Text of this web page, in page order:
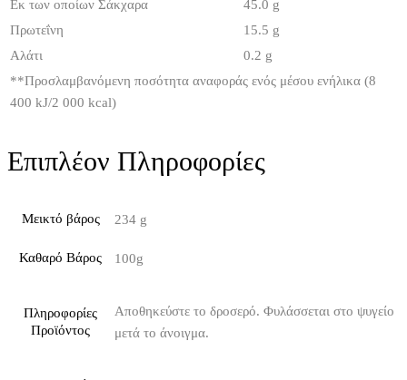
Εκ των οποίων Σάκχαρα
45.0 g
Πρωτεΐνη
15.5 g
Αλάτι
0.2 g
**Προσλαμβανόμενη ποσότητα αναφοράς ενός μέσου ενήλικα (8
400 kJ/2 000 kcal)
Επιπλέον Πληροφορίες
Μεικτό βάρος 234 g
Καθαρό Βάρος 100g
Πληροφορίες
Προϊόντος
Αποθηκεύστε το δροσερό. Φυλάσσεται στο ψυγείο
μετά το άνοιγμα.